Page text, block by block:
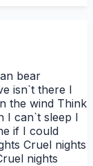
bear
isn`t there I
the wind Think
I can`t sleep I
if I could
Cruel nights
nights